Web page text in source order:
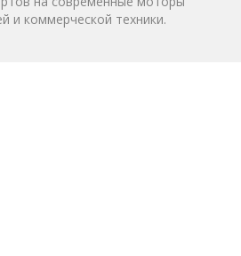
и коммерческой техники.